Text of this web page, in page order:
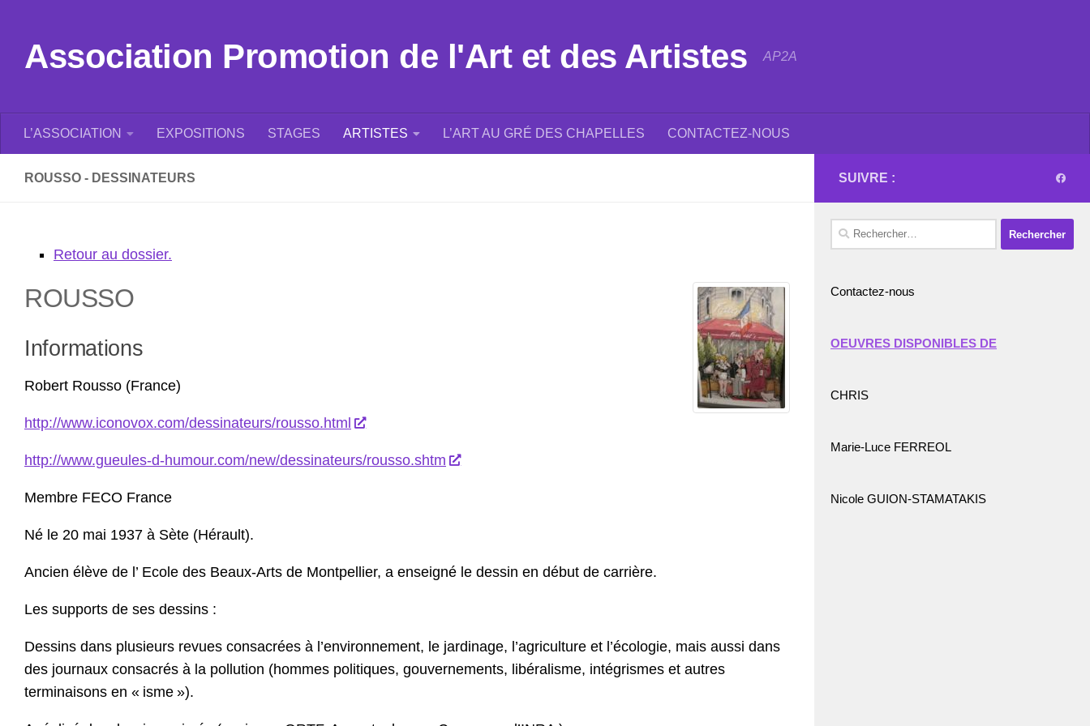
Association Promotion de l'Art et des Artistes AP2A
L’ASSOCIATION EXPOSITIONS STAGES ARTISTES L’ART AU GRÉ DES CHAPELLES CONTACTEZ-NOUS
ROUSSO - DESSINATEURS
Retour au dossier.
ROUSSO
Informations
Robert Rousso (France)
http://www.iconovox.com/dessinateurs/rousso.html
http://www.gueules-d-humour.com/new/dessinateurs/rousso.shtm
Membre FECO France
Né le 20 mai 1937 à Sète (Hérault).
Ancien élève de l’ Ecole des Beaux-Arts de Montpellier, a enseigné le dessin en début de carrière.
Les supports de ses dessins :
Dessins dans plusieurs revues consacrées à l’environnement, le jardinage, l’agriculture et l’écologie, mais aussi dans
des journaux consacrés à la pollution (hommes politiques, gouvernements, libéralisme, intégrismes et autres
terminaisons en « isme »).
SUIVRE :
Rechercher :
Contactez-nous
OEUVRES DISPONIBLES DE
CHRIS
Marie-Luce FERREOL
Nicole GUION-STAMATAKIS